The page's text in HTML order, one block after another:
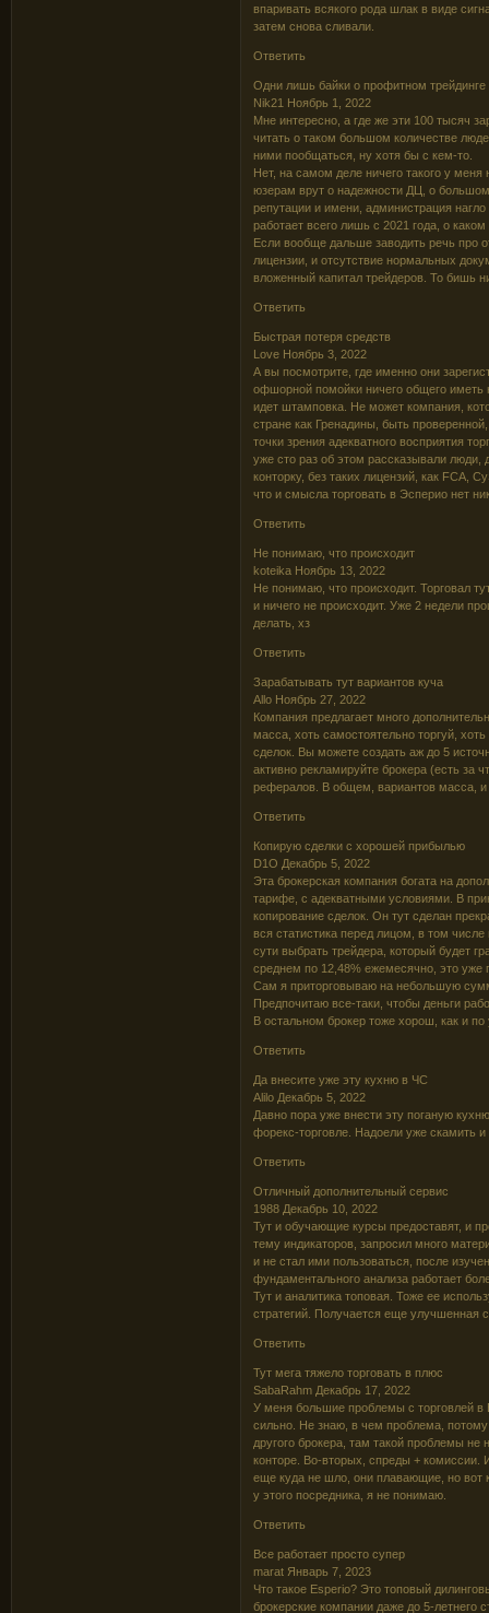
впаривать всякого рода шлак в виде
затем снова сливали.
Ответить
Одни лишь байки о профитном трейдинге
Nik21 Ноябрь 1, 2022
Мне интересно, а где же эти 100 тысяч
читать о таком большом количестве
ними пообщаться, ну хотя бы с кем-то.
Нет, на самом деле ничего такого у
юзерам врут о надежности ДЦ, о большом
репутации и имени, администрация
работает всего лишь с 2021 года, о
Если вообще дальше заводить речь про
лицензии, и отсутствие нормальных
вложенный капитал трейдеров. То бишь
Ответить
Быстрая потеря средств
Love Ноябрь 3, 2022
А вы посмотрите, где именно они
офшорной помойки ничего общего иметь
идет штамповка. Не может компания,
стране как Гренадины, быть
точки зрения адекватного восприятия
уже сто раз об этом рассказывали
конторку, без таких лицензий, как FCA,
что и смысла торговать в Эсперио нет
Ответить
Не понимаю, что происходит
koteika Ноябрь 13, 2022
Не понимаю, что происходит. Торговал
и ничего не происходит. Уже 2 недели
делать, хз
Ответить
Зарабатывать тут вариантов куча
Allo Ноябрь 27, 2022
Компания предлагает много
масса, хоть самостоятельно торгуй,
сделок. Вы можете создать аж до 5
активно рекламируйте брокера (есть
рефералов. В общем, вариантов масса,
Ответить
Копирую сделки с хорошей прибылью
D1O Декабрь 5, 2022
Эта брокерская компания богата на
тарифе, с адекватными условиями. В
копирование сделок. Он тут сделан
вся статистика перед лицом, в том
сути выбрать трейдера, который будет
среднем по 12,48% ежемесячно, это уже
Сам я приторговываю на небольшую
Предпочитаю все-таки, чтобы деньги
В остальном брокер тоже хорош, как и
Ответить
Да внесите уже эту кухню в ЧС
Alilo Декабрь 5, 2022
Давно пора уже внести эту поганую
форекс-торговле. Надоели уже скамить и
Ответить
Отличный дополнительный сервис
1988 Декабрь 10, 2022
Тут и обучающие курсы предоставят, и
тему индикаторов, запросил много
и не стал ими пользоваться, после
фундаментального анализа работает
Тут и аналитика топовая. Тоже ее
стратегий. Получается еще улучшенная
Ответить
Тут мега тяжело торговать в плюс
SabaRahm Декабрь 17, 2022
У меня большие проблемы с торговлей в
сильно. Не знаю, в чем проблема, потому
другого брокера, там такой проблемы не
конторе. Во-вторых, спреды +
еще куда не шло, они плавающие, но вот
у этого посредника, я не понимаю.
Ответить
Все работает просто супер
marat Январь 7, 2023
Что такое Esperio? Это топовый
брокерские компании даже до 5-летнего